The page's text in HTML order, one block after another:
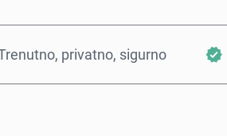
privatno, sigurno